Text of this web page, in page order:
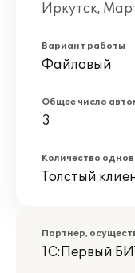
Иркутск,
Вариант работы
Файловый
Общее число
3
Количество
Толстый
Партнер,
1С:Первый